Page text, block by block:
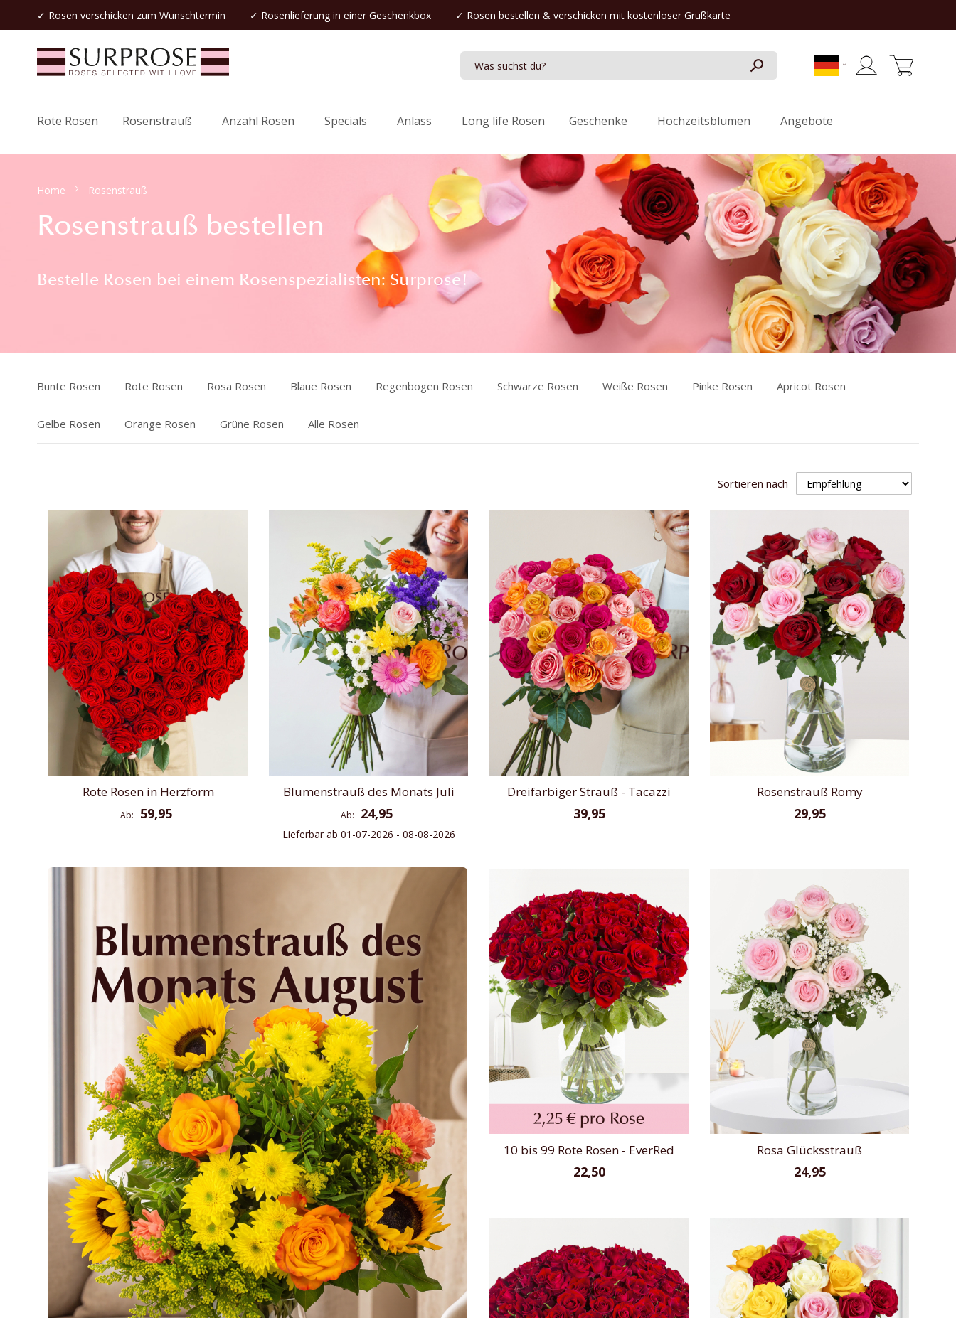
✓ Rosen verschicken zum Wunschtermin ✓ Rosenlieferung in einer Geschenkbox ✓ Rosen bestellen & verschicken mit kostenloser Grußkarte
Rote Rosen Rosenstrauß Anzahl Rosen Specials Anlass Long life Rosen Geschenke Hochzeitsblumen Angebote
Rosenstrauß bestellen
Bestelle Rosen bei einem Rosenspezialisten: Surprose!
Home Rosenstrauß
Bunte Rosen Rote Rosen Rosa Rosen Blaue Rosen Regenbogen Rosen Schwarze Rosen Weiße Rosen Pinke Rosen Apricot Rosen
Gelbe Rosen Orange Rosen Grüne Rosen Alle Rosen
Sortieren nach
Rote Rosen in Herzform
Ab 59,95
Blumenstrauß des Monats Juli
Ab 24,95
Lieferbar ab 01-07-2026 - 08-08-2026
Dreifarbiger Strauß - Tacazzi
39,95
Rosenstrauß Romy
29,95
10 bis 99 Rote Rosen - EverRed
22,50
Rosa Glücksstrauß
24,95